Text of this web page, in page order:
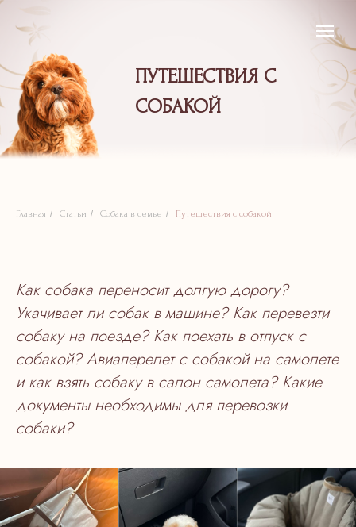
ПУТЕШЕСТВИЯ С
СОБАКОЙ
Главная / Статьи / Собака в семье / Путешествия с собакой
Как собака переносит долгую дорогу?
Укачивает ли собак в машине? Как перевезти
собаку на поезде? Как поехать в отпуск с
собакой? Авиаперелет с собакой на самолете
и как взять собаку в салон самолета? Какие
документы необходимы для перевозки
собаки?